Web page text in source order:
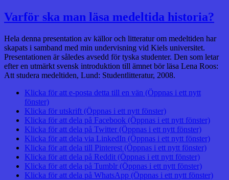
Varför ska man läsa medeltida historia?
Hela denna presentation av källor och litteratur om medeltiden har
skapats i samband med min undervisning vid Kiels universitet.
Presentationen är således avsedd för tyska studenter. Den som letar
efter en utmärkt svensk introduktion till ämnet bör läsa Lena Roos:
Att studera medeltiden, Lund: Studentlitteratur, 2008.
Klicka för att e-posta detta till en vän (Öppnas i ett nytt
fönster)
Klicka för utskrift (Öppnas i ett nytt fönster)
Klicka för att dela på Facebook (Öppnas i ett nytt fönster)
Klicka för att dela på Twitter (Öppnas i ett nytt fönster)
Klicka för att dela via LinkedIn (Öppnas i ett nytt fönster)
Klicka för att dela till Pinterest (Öppnas i ett nytt fönster)
Klicka för att dela på Reddit (Öppnas i ett nytt fönster)
Klicka för att dela på Tumblr (Öppnas i ett nytt fönster)
Klicka för att dela på WhatsApp (Öppnas i ett nytt fönster)